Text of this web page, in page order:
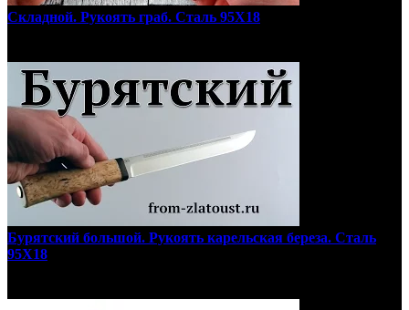
Складной. Рукоять граб. Сталь 95Х18
Бурятский большой. Рукоять карельская береза. Сталь
95Х18